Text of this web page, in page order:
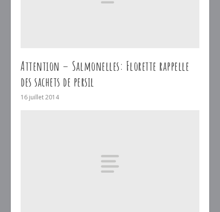
Attention – Salmonelles: Florette rappelle
des sachets de persil
16 juillet 2014